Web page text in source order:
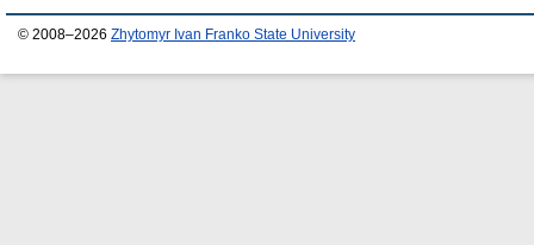
© 2008–2026 Zhytomyr Ivan Franko State University